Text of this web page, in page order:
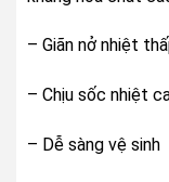
– Giãn nở nhiệt
– Chịu sốc nhiệt
– Dễ sàng vệ sinh